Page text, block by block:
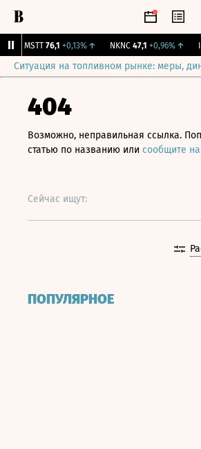
MSTT 76,1 +0,13%↑ NKNC 47,1 +0,96%↑
Ситуация на топливном рынке: меры,
404
Возможно, неправильная ссылка.
статью по названию или сообщите
Сейчас ищут:
ПОПУЛЯРНОЕ